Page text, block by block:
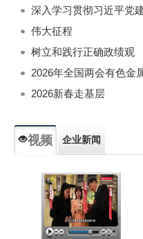
深入学习贯彻习近平党
伟大征程
树立和践行正确政绩观
2026年全国两会有色金
2026新春走基层
视频 企业新闻